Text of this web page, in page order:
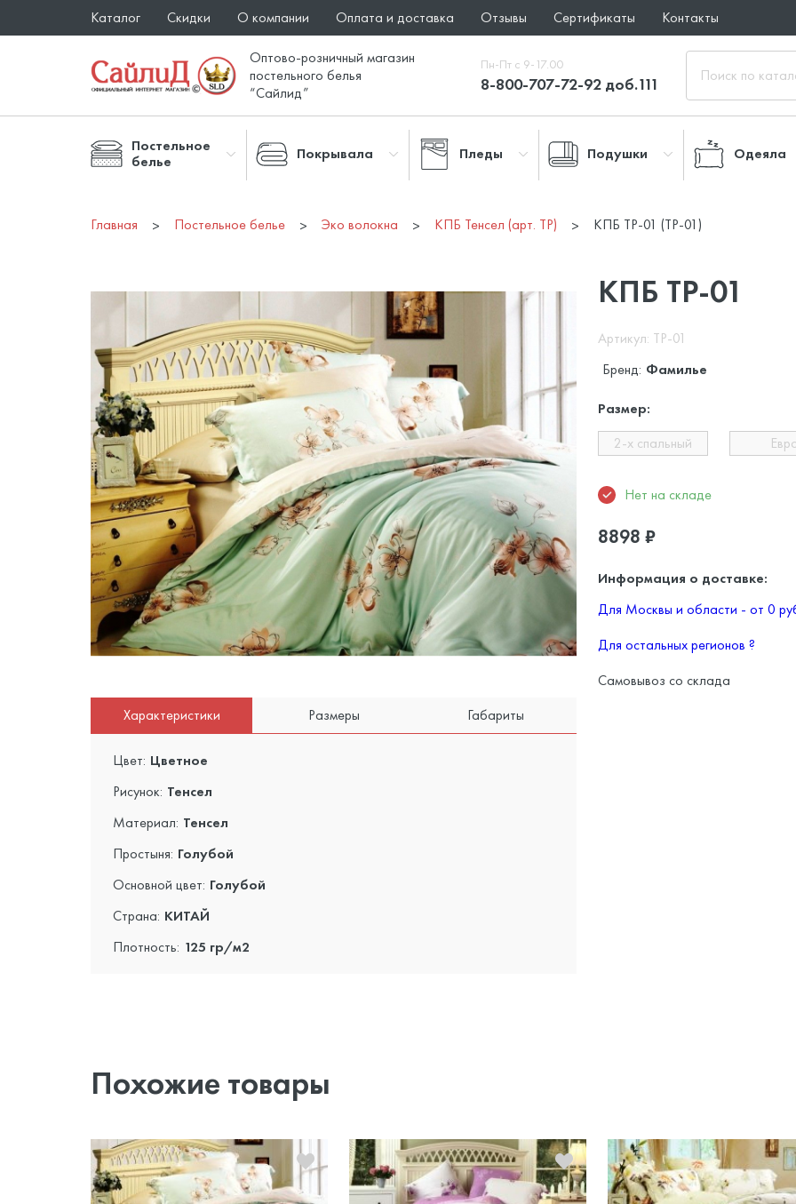
Каталог Скидки О компании Оплата и доставка Отзывы Сертификаты Контакты
Оптово-розничный магазин
постельного белья
“Сайлид”
Пн-Пт с 9-17.00
8-800-707-72-92 доб.111
Постельное
белье
Покрывала Пледы Подушки Одеяла
Главная Постельное белье Эко волокна КПБ Тенсел (арт. TP) КПБ ТР-01 (TP-01)
Характеристики Размеры Габариты
Цвет: Цветное
Рисунок: Тенсел
Материал: Тенсел
Простыня: Голубой
Основной цвет: Голубой
Страна: КИТАЙ
Плотность: 125 гр/м2
КПБ ТР-01
Артикул: TP-01
Бренд: Фамилье
Размер:
2-х спальный
Нет на складе
8898₽
Информация о доставке:
Для Москвы и области - от 0
Для остальных регионов?
Самовывоз со склада
Похожие товары